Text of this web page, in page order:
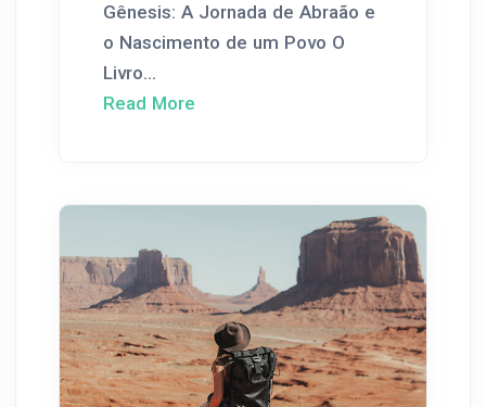
Gênesis: A Jornada de Abraão e
o Nascimento de um Povo O
Livro...
Read More